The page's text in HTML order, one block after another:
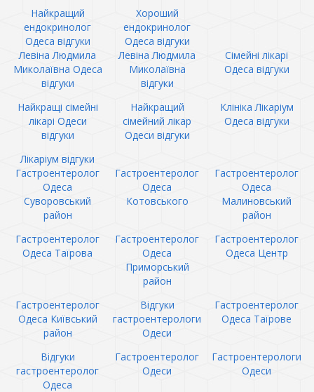
Найкращий
ендокринолог
Одеса відгуки
Хороший
ендокринолог
Одеса відгуки
Левіна Людмила
Миколаївна Одеса
відгуки
Левіна Людмила
Миколаївна
відгуки
Сімейні лікарі
Одеса відгуки
Найкращі сімейні
лікарі Одеси
відгуки
Найкращий
сімейний лікар
Одеси відгуки
Клініка Лікаріум
Одеса відгуки
Лікаріум відгуки
Гастроентеролог
Одеса
Суворовський
район
Гастроентеролог
Одеса
Котовського
Гастроентеролог
Одеса
Малиновський
район
Гастроентеролог
Одеса Таїрова
Гастроентеролог
Одеса
Приморський
район
Гастроентеролог
Одеса Центр
Гастроентеролог
Одеса Київський
район
Відгуки
гастроентерологи
Одеси
Гастроентеролог
Одеса Таїрове
Відгуки
гастроентеролог
Одеса
Гастроентеролог
Одеси
Гастроентерологи
Одеси